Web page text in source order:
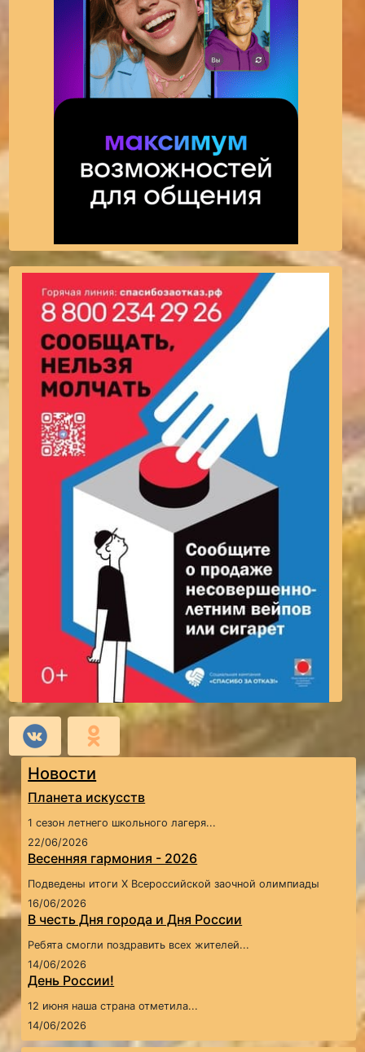
Новости
Планета искусств
1 сезон летнего школьного лагеря...
22/06/2026
Весенняя гармония - 2026
Подведены итоги X Всероссийской заочной олимпиады
16/06/2026
В честь Дня города и Дня России
Ребята смогли поздравить всех жителей...
14/06/2026
День России!
12 июня наша страна отметила...
14/06/2026